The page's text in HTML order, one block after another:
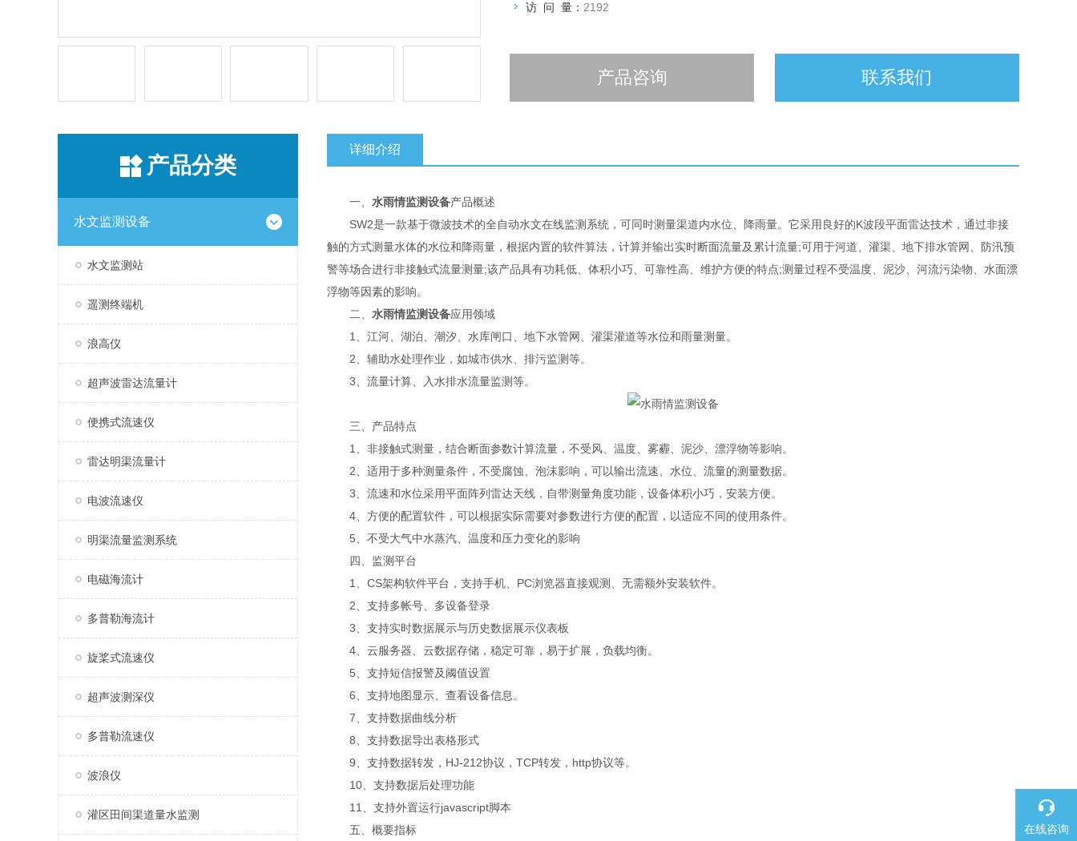
访 问 量： 2192
产品咨询 联系我们
产品分类
水文监测设备
水文监测站
遥测终端机
浪高仪
超声波雷达流量计
便携式流速仪
雷达明渠流量计
电波流速仪
明渠流量监测系统
电磁海流计
多普勒海流计
旋桨式流速仪
超声波测深仪
多普勒流速仪
波浪仪
灌区田间渠道量水监测
详细介绍
一、 水雨情监测设备产品概述
SW2是一款基于微波技术的全自动水文在线监测系统，可同时测量渠道内水位、降雨量。它采用良好的K波段平面雷达技术，通过非接
触的方式测量水体的水位和降雨量，根据内置的软件算法，计算并输出实时断面流量及累计流量;可用于河道、灌渠、地下排水管网、防汛预
警等场合进行非接触式流量测量;该产品具有功耗低、体积小巧、可靠性高、维护方便的特点;测量过程不受温度、泥沙、河流污染物、水面漂
浮物等因素的影响。
二、 水雨情监测设备应用领域
1、江河、湖泊、潮汐、水库闸口、地下水管网、灌渠灌道等水位和雨量测量。
2、辅助水处理作业，如城市供水、排污监测等。
3、流量计算、入水排水流量监测等。
三、产品特点
1、非接触式测量，结合断面参数计算流量，不受风、温度、雾霾、泥沙、漂浮物等影响。
2、适用于多种测量条件，不受腐蚀、泡沫影响，可以输出流速、水位、流量的测量数据。
3、流速和水位采用平面阵列雷达天线，自带测量角度功能，设备体积小巧，安装方便。
4、方便的配置软件，可以根据实际需要对参数进行方便的配置，以适应不同的使用条件。
5、不受大气中水蒸汽、温度和压力变化的影响
四、监测平台
1、CS架构软件平台，支持手机、PC浏览器直接观测、无需额外安装软件。
2、支持多帐号、多设备登录
3、支持实时数据展示与历史数据展示仪表板
4、云服务器、云数据存储，稳定可靠，易于扩展，负载均衡。
5、支持短信报警及阈值设置
6、支持地图显示、查看设备信息。
7、支持数据曲线分析
8、支持数据导出表格形式
9、支持数据转发，HJ-212协议，TCP转发，http协议等。
10、支持数据后处理功能
11、支持外置运行javascript脚本
五、概要指标
在线咨询